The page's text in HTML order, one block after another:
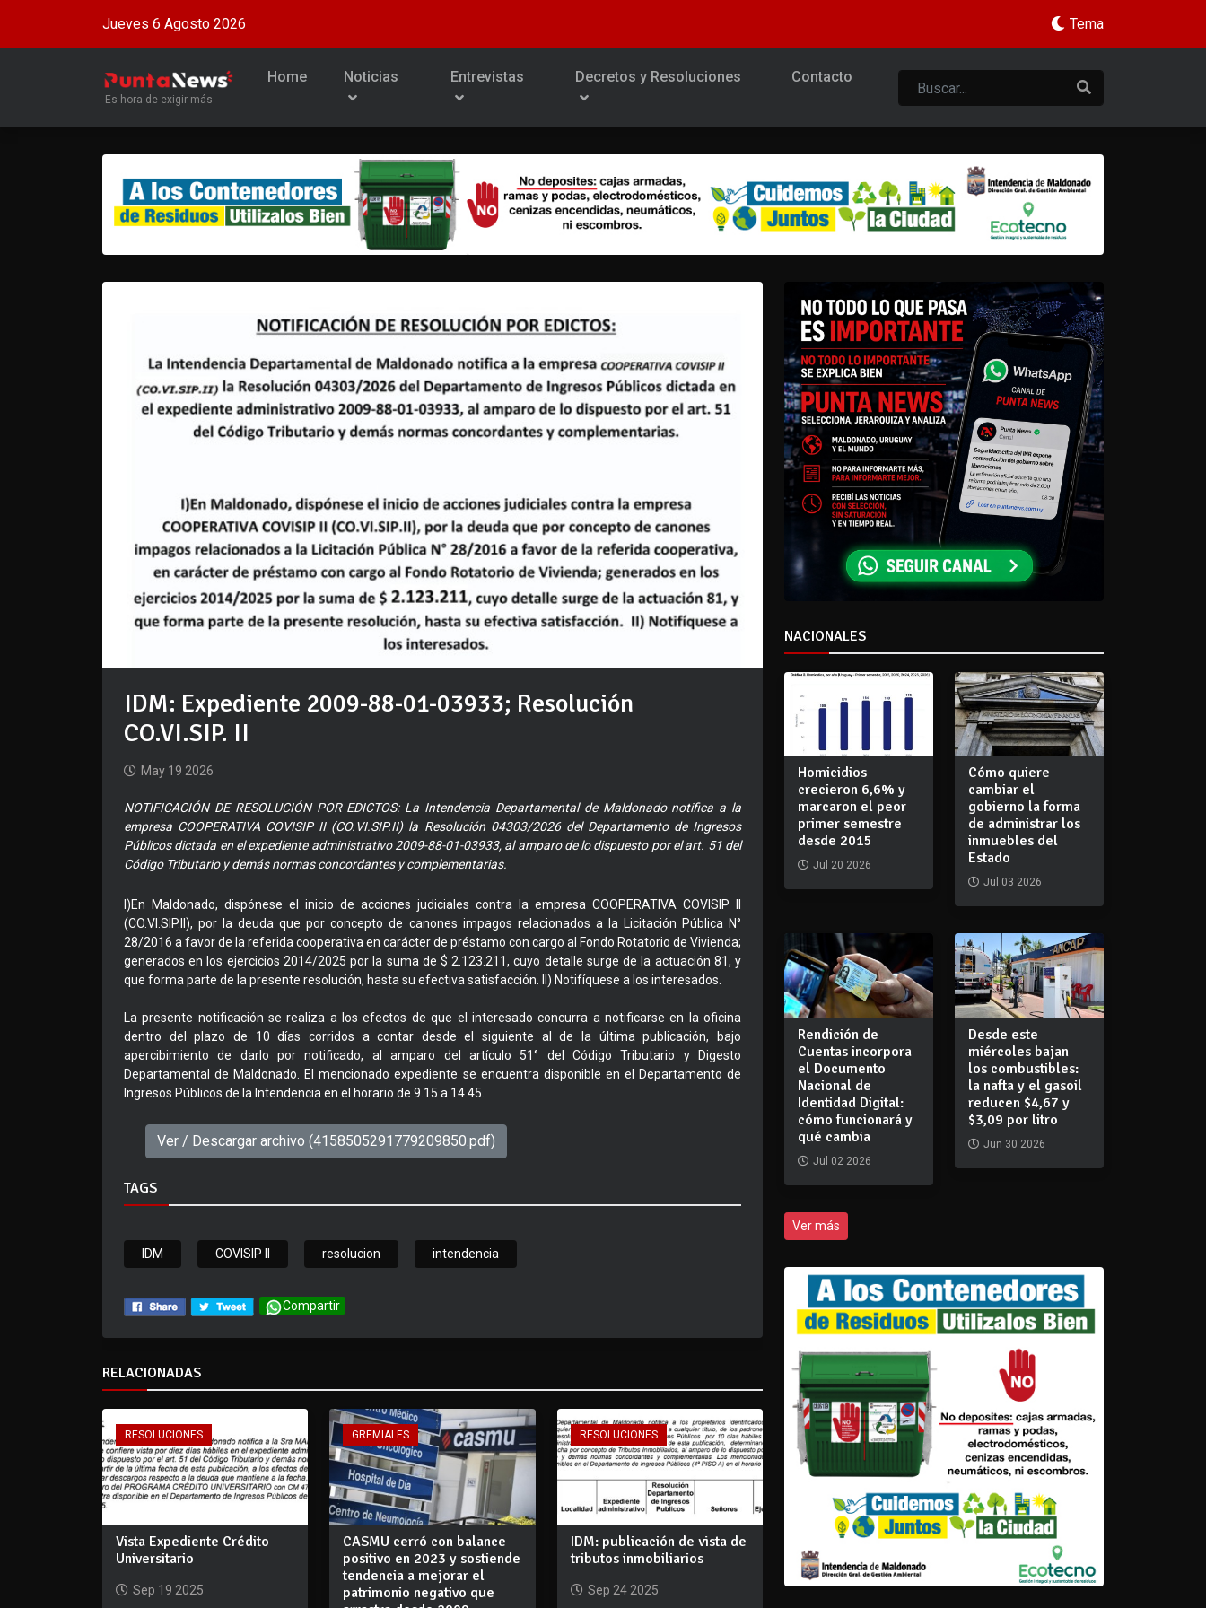
Jueves 6 Agosto 2026 Tema
Es hora de exigir más
Home Noticias Entrevistas Decretos y Resoluciones Contacto
IDM: Expediente 2009-88-01-03933; Resolución
CO.VI.SIP. II
May 19 2026
NOTIFICACIÓN DE RESOLUCIÓN POR EDICTOS: La Intendencia Departamental de Maldonado notifica a la
empresa COOPERATIVA COVISIP II (CO.VI.SIP.II) la Resolución 04303/2026 del Departamento de Ingresos
Públicos dictada en el expediente administrativo 2009-88-01-03933, al amparo de lo dispuesto por el art. 51 del
Código Tributario y demás normas concordantes y complementarias.
I)En Maldonado, dispónese el inicio de acciones judiciales contra la empresa COOPERATIVA COVISIP II
(CO.VI.SIP.II), por la deuda que por concepto de canones impagos relacionados a la Licitación Pública N°
28/2016 a favor de la referida cooperativa en carácter de préstamo con cargo al Fondo Rotatorio de Vivienda;
generados en los ejercicios 2014/2025 por la suma de $ 2.123.211, cuyo detalle surge de la actuación 81, y
que forma parte de la presente resolución, hasta su efectiva satisfacción. II) Notifíquese a los interesados.
La presente notificación se realiza a los efectos de que el interesado concurra a notificarse en la oficina
dentro del plazo de 10 días corridos a contar desde el siguiente al de la última publicación, bajo
apercibimiento de darlo por notificado, al amparo del artículo 51° del Código Tributario y Digesto
Departamental de Maldonado. El mencionado expediente se encuentra disponible en el Departamento de
Ingresos Públicos de la Intendencia en el horario de 9.15 a 14.45.
Ver / Descargar archivo (4158505291779209850.pdf)
TAGS
IDM COVISIP II resolucion intendencia
Compartir
RELACIONADAS
RESOLUCIONES
Vista Expediente Crédito
Universitario
Sep 19 2025
GREMIALES
CASMU cerró con balance
positivo en 2023 y sostiende
tendencia a mejorar el
patrimonio negativo que
RESOLUCIONES
IDM: publicación de vista de
tributos inmobiliarios
Sep 24 2025
NACIONALES
Homicidios
crecieron 6,6% y
marcaron el peor
primer semestre
desde 2015
Jul 20 2026
Cómo quiere
cambiar el
gobierno la forma
de administrar los
inmuebles del
Estado
Jul 03 2026
Rendición de
Cuentas incorpora
el Documento
Nacional de
Identidad Digital:
cómo funcionará y
qué cambia
Jul 02 2026
Desde este
miércoles bajan
los combustibles:
la nafta y el gasoil
reducen $4,67 y
$3,09 por litro
Jun 30 2026
Ver más